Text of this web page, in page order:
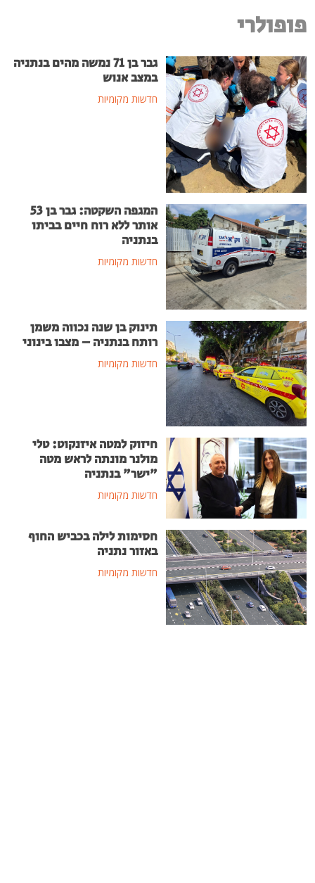
פופולרי
גבר בן 71 נמשה מהים בנתניה
במצב אנוש
חדשות מקומיות
המגפה השקטה: גבר בן 53
אותר ללא רוח חיים בביתו
בנתניה
חדשות מקומיות
תינוק בן שנה נכווה משמן
רותח בנתניה – מצבו בינוני
חדשות מקומיות
חיזוק למטה איזנקוט: טלי
מולנר מונתה לראש מטה
"ישר" בנתניה
חדשות מקומיות
חסימות לילה בכביש החוף
באזור נתניה
חדשות מקומיות